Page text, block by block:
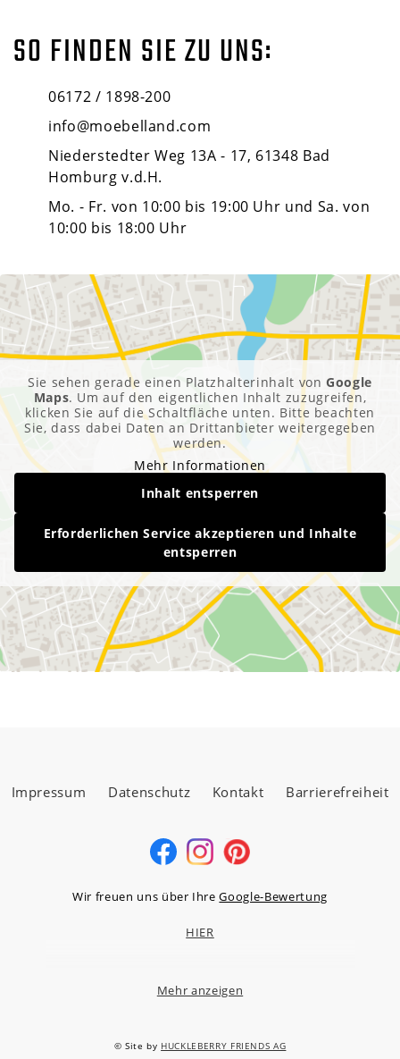
SO FINDEN SIE ZU UNS:
06172 / 1898-200
info@moebelland.com
Niederstedter Weg 13A - 17, 61348 Bad
Homburg v.d.H.
Mo. - Fr. von 10:00 bis 19:00 Uhr und Sa. von
10:00 bis 18:00 Uhr
Sie sehen gerade einen Platzhalterinhalt vonGoogle
Maps. Um auf den eigentlichen Inhalt zuzugreifen,
klicken Sie auf die Schaltfläche unten. Bitte beachten
Sie, dass dabei Daten an Drittanbieter weitergegeben
werden.
Mehr Informationen
Inhalt entsperren
Erforderlichen Service akzeptieren und Inhalte
entsperren
Impressum Datenschutz Kontakt Barrierefreiheit
Wir freuen uns über IhreGoogle-Bewertung
HIER
Niederstedter Weg 13A – 17, 61348 Bad Homburg v.d.H.
Mehr anzeigen
© Site by HUCKLEBERRY FRIENDS AG